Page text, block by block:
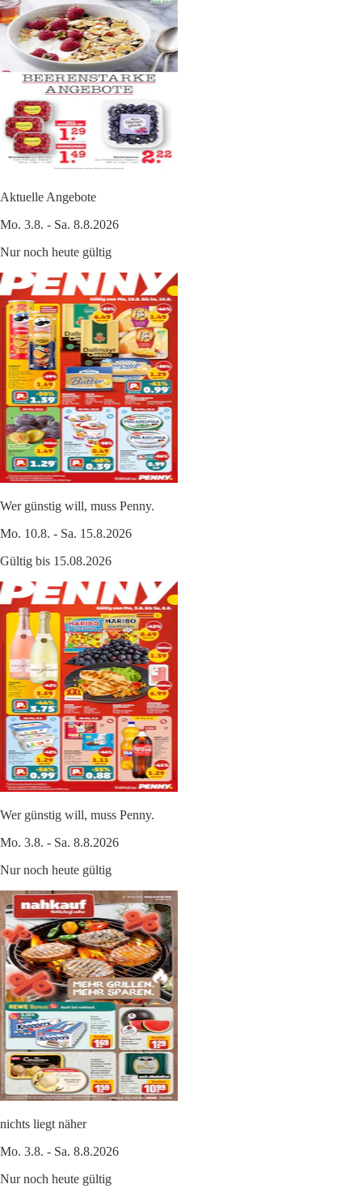
Aktuelle Angebote
Mo. 3.8. - Sa. 8.8.2026
Nur noch heute gültig
Wer günstig will, muss Penny.
Mo. 10.8. - Sa. 15.8.2026
Gültig bis 15.08.2026
Wer günstig will, muss Penny.
Mo. 3.8. - Sa. 8.8.2026
Nur noch heute gültig
nichts liegt näher
Mo. 3.8. - Sa. 8.8.2026
Nur noch heute gültig